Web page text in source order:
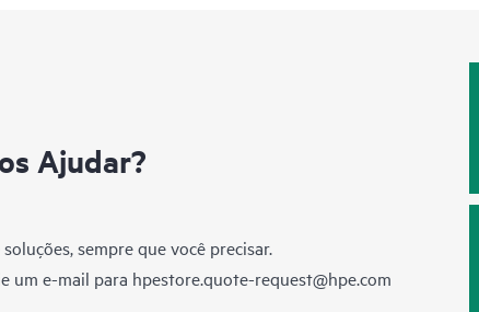
Ajudar?
sempre que você precisar.
um e-mail para hpestore.quote-request@hpe.com